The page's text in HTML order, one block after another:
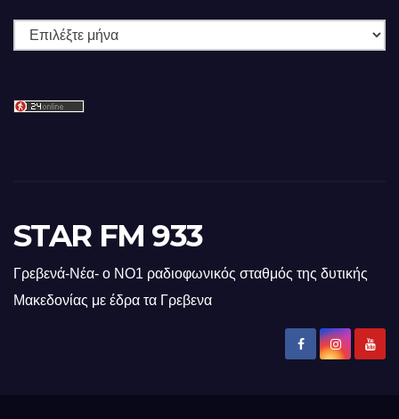
Ιστορικό
STAR FM 933
Γρεβενά-Νέα- ο ΝΟ1 ραδιοφωνικός σταθμός της δυτικής
Μακεδονίας με έδρα τα Γρεβενα